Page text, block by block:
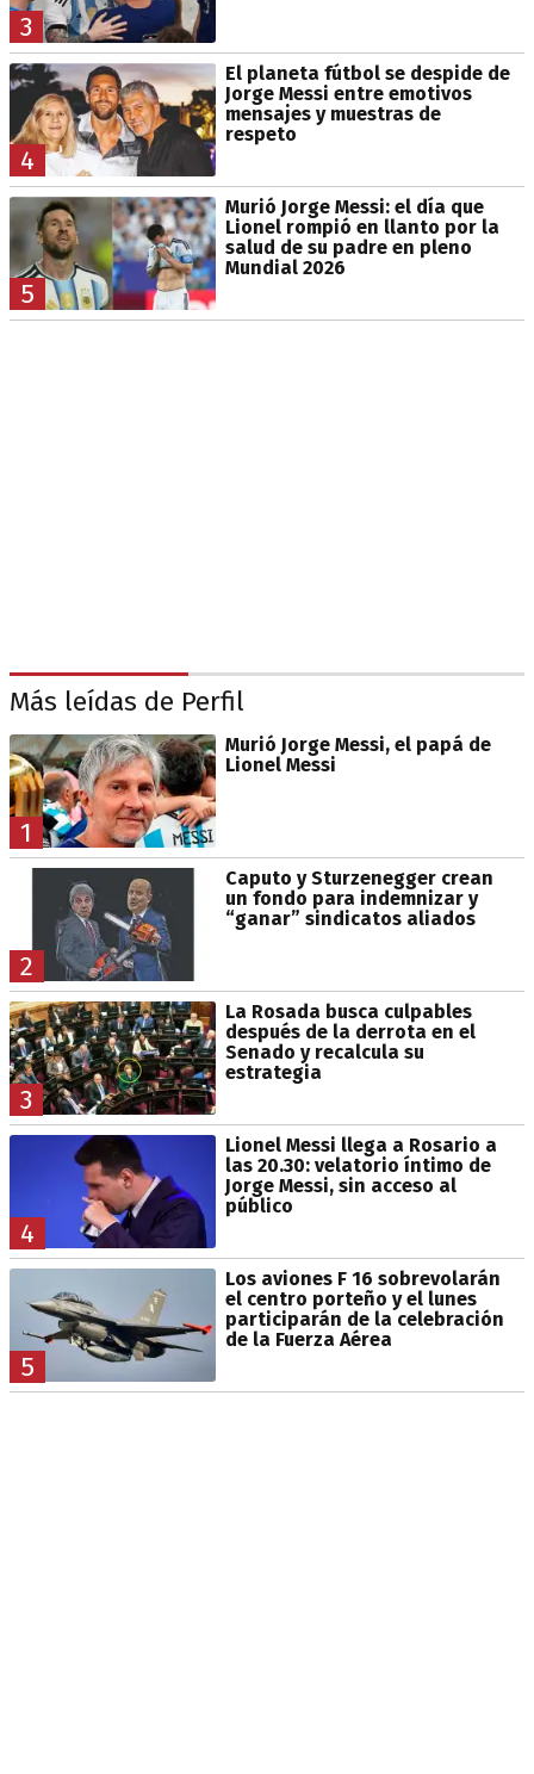
3
4
El planeta fútbol se despide de
Jorge Messi entre emotivos
mensajes y muestras de
respeto
5
Murió Jorge Messi: el día que
Lionel rompió en llanto por la
salud de su padre en pleno
Mundial 2026
Más leídas de Perfil
1
Murió Jorge Messi, el papá de
Lionel Messi
2
Caputo y Sturzenegger crean
un fondo para indemnizar y
“ganar” sindicatos aliados
3
La Rosada busca culpables
después de la derrota en el
Senado y recalcula su
estrategia
4
Lionel Messi llega a Rosario a
las 20.30: velatorio íntimo de
Jorge Messi, sin acceso al
público
5
Los aviones F 16 sobrevolarán
el centro porteño y el lunes
participarán de la celebración
de la Fuerza Aérea